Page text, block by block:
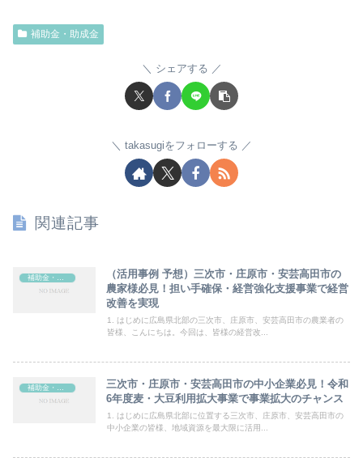
補助金・助成金
シェアする
takasugiをフォローする
関連記事
（活用事例 予想）三次市・庄原市・安芸高田市の
農家様必見！担い手確保・経営強化支援事業で経営
改善を実現
1. はじめに広島県北部の三次市、庄原市、安芸高田市の農業者の
皆様、こんにちは。今回は、皆様の経営改...
三次市・庄原市・安芸高田市の中小企業必見！令和
6年度麦・大豆利用拡大事業で事業拡大のチャンス
1. はじめに広島県北部に位置する三次市、庄原市、安芸高田市の
中小企業の皆様、地域資源を最大限に活用...